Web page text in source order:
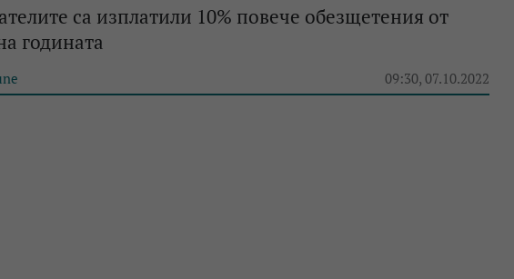
са изплатили 10% повече обезщетения от
годината
09:30, 07.10.2022